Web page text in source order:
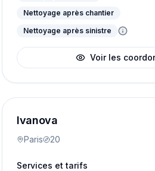
Nettoyage après chantier
Nettoyage après sinistre
Voir les
Ivanova
Paris 20
Services et tarifs